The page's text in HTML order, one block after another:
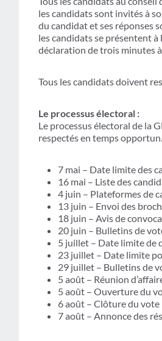
les candidats sont invités à
du candidat et ses réponses
les candidats se présentent
déclaration de trois minutes
Tous les candidats doivent
Le processus électoral :
Le processus électoral de la
respectés en temps
7 mai – Date limite des
16 mai – Liste des
4 juin – Plateformes de
13 juin – Envoi des
18 juin – Avis de
20 juin – Bulletins de
5 juillet – Date limite de
23 juillet – Date limite
29 juillet – Bulletins de
5 août – Réunion
5 août – Ouverture du
6 août – Clôture du vote
7 août – Annonce des